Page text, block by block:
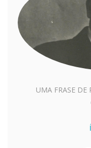
UMA FRASE DE